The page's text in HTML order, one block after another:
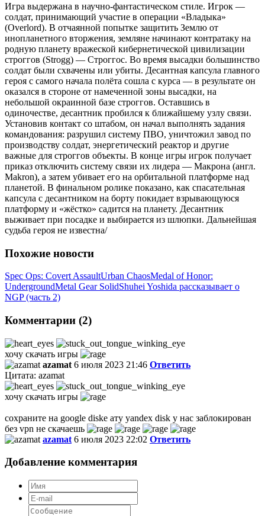
Игра выдержана в научно-фантастическом стиле. Игрок —
солдат, принимающий участие в операции «Владыка»
(Overlord). В отчаянной попытке защитить Землю от
инопланетного вторжения, земляне начинают контратаку на
родную планету вражеской кибернетической цивилизации
строггов (Strogg) — Строггос. Во время высадки большинство
солдат были схвачены или убиты. Десантная капсула главного
героя с самого начала полёта сошла с курса — в результате он
оказался в стороне от намеченной зоны высадки, на
небольшой окраинной базе строггов. Оставшись в
одиночестве, десантник пробился к ближайшему узлу связи.
Установив контакт со штабом, он начал выполнять задания
командования: разрушил систему ПВО, уничтожил завод по
производству солдат, энергетический реактор и другие
важные для строггов объекты. В конце игры игрок получает
приказ отключить систему связи их лидера — Макрона (англ.
Makron), а затем убивает его на орбитальной платформе над
планетой. В финальном ролике показано, как спасательная
капсула с десантником на борту покидает взрывающуюся
платформу и «жёстко» садится на планету. Десантник
выживает при посадке и выбирается из шлюпки. Дальнейшая
судьба героя не известна/
Похожие новости
Spec Ops: Covert AssaultUrban ChaosMedal of Honor:
UndergroundMetal Gear SolidShuhei Yoshida рассказывает о
NGP (часть 2)
Комментарии (2)
хочу скачать игры
azamat 6 июля 2023 21:46 Ответить
Цитата: azamat
хочу скачать игры
сохраните на google diske ату yandex disk у нас заблокирован
без vpn не скачаешь
azamat 6 июля 2023 22:02 Ответить
Добавление комментария